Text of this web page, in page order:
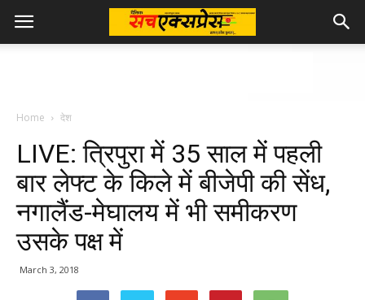
Home देश
LIVE: त्रिपुरा में 35 साल में पहली
बार लेफ्ट के किले में बीजेपी की सेंध,
नगालैंड-मेघालय में भी समीकरण
उसके पक्ष में
March 3, 2018